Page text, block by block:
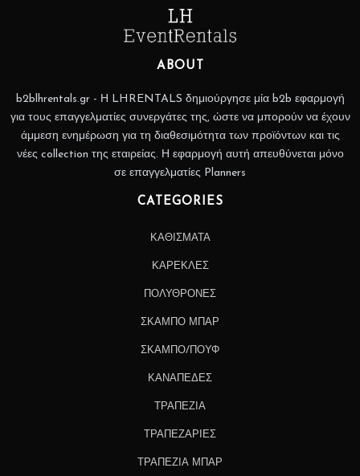
ABOUT
b2blhrentals.gr - Η LHRENTALS δημιούργησε μία b2b εφαρμογή
για τους επαγγελματίες συνεργάτες της, ώστε να μπορούν να έχουν
άμμεση ενημέρωση για τη διαθεσιμότητα των προϊόντων και τις
νέες collection της εταιρείας. Η εφαρμογή αυτή απευθύνεται μόνο
σε επαγγελματίες Planners
CATEGORIES
ΚΑΘΙΣΜΑΤΑ
ΚΑΡΕΚΛΕΣ
ΠΟΛΥΘΡΟΝΕΣ
ΣΚΑΜΠΟ ΜΠΑΡ
ΣΚΑΜΠΟ/ΠΟΥΦ
ΚΑΝΑΠΕΔΕΣ
ΤΡΑΠΕΖΙΑ
ΤΡΑΠΕΖΑΡΙΕΣ
ΤΡΑΠΕΖΙΑ ΜΠΑΡ